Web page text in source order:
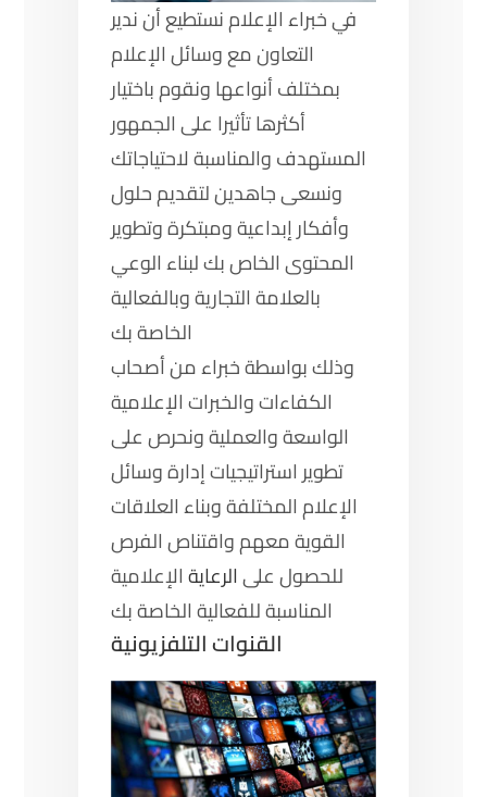
في خبراء الإعلام نستطيع أن ندير
التعاون مع وسائل الإعلام
بمختلف أنواعها ونقوم باختيار
أكثرها تأثيرا على الجمهور
المستهدف والمناسبة لاحتياجاتك
ونسعى جاهدين لتقديم حلول
وأفكار إبداعية ومبتكرة وتطوير
المحتوى الخاص بك لبناء الوعي
بالعلامة التجارية وبالفعالية
الخاصة بك
وذلك بواسطة خبراء من أصحاب
الكفاءات والخبرات الإعلامية
الواسعة والعملية ونحرص على
تطوير استراتيجيات إدارة وسائل
الإعلام المختلفة وبناء العلاقات
القوية معهم واقتناص الفرص
للحصول علىالرعايةالإعلامية
المناسبة للفعالية الخاصة بك
القنوات التلفزيونية